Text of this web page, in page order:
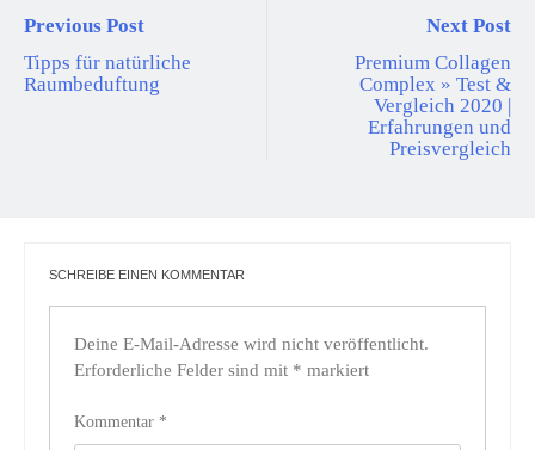
Previous Post
Tipps für natürliche
Raumbeduftung
Next Post
Premium Collagen
Complex » Test &
Vergleich 2020 |
Erfahrungen und
Preisvergleich
SCHREIBE EINEN KOMMENTAR
Deine E-Mail-Adresse wird nicht veröffentlicht.
Erforderliche Felder sind mit * markiert
Kommentar *